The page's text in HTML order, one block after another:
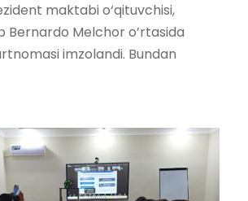
maktabi o‘qituvchisi,
Bernardo Melchor o’rtasida
imzolandi. Bundan